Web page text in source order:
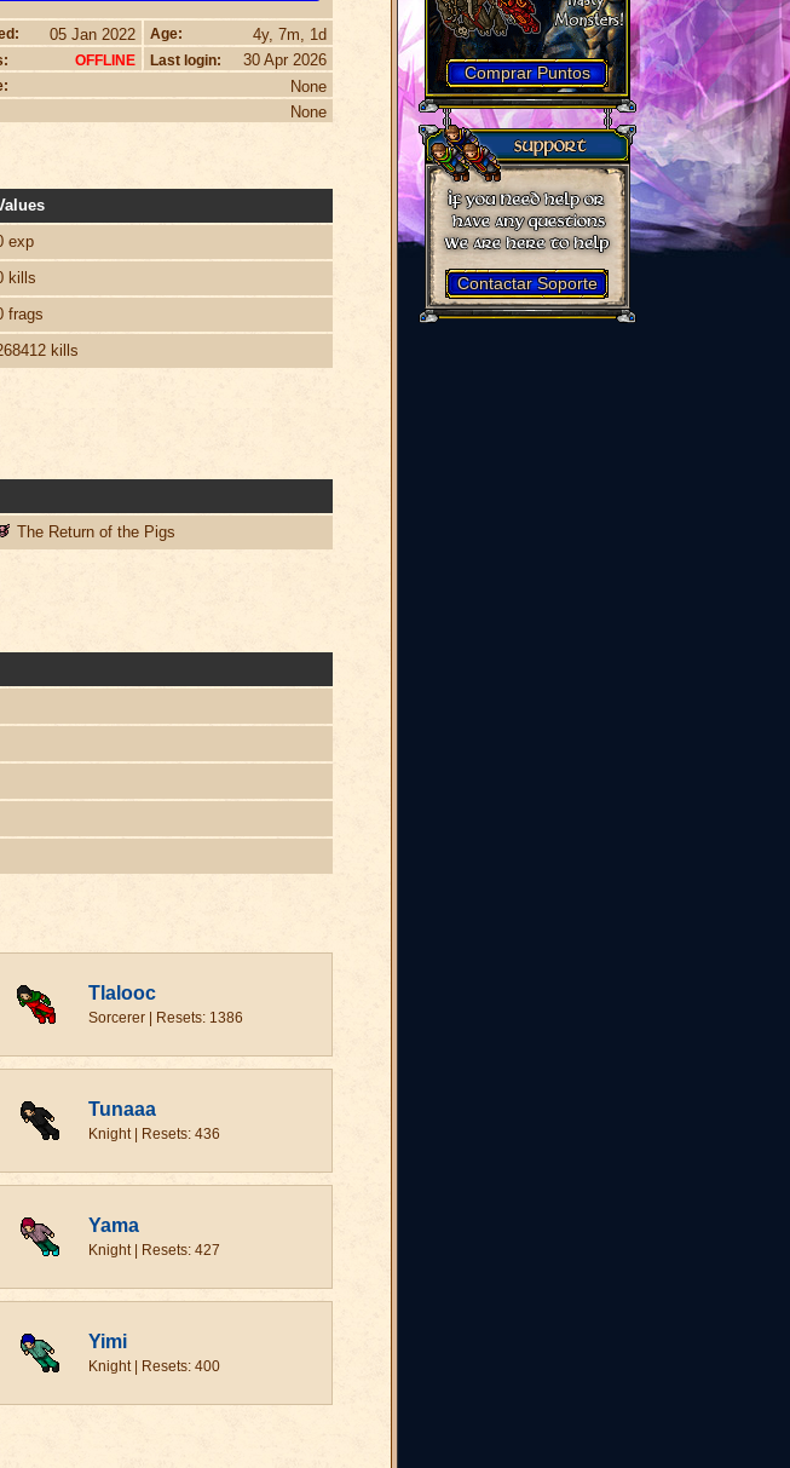
05 Jan 2022 Age: 4y, 7m, 1d
OFFLINE Last login: 30 Apr 2026
None
None
exp
kills
frags
kills
The Return of the Pigs
Tlalooc
Sorcerer | Resets: 1386
Tunaaa
Knight | Resets: 436
Yama
Knight | Resets: 427
Yimi
Knight | Resets: 400
Comprar Puntos
Contactar Soporte